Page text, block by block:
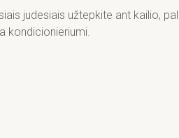
judesiais užtepkite ant kailio,
kondicionieriumi.